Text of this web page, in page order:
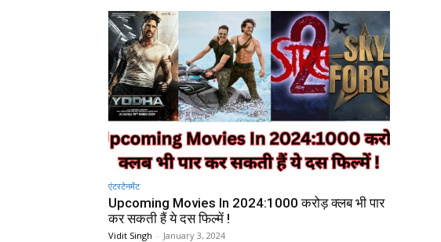
एंटरटेनमेंट
Upcoming Movies In 2024:1000 करोड़ क्लब भी पार
कर सकती हैं ये दस फिल्में !
Vidit Singh - January 3, 2024